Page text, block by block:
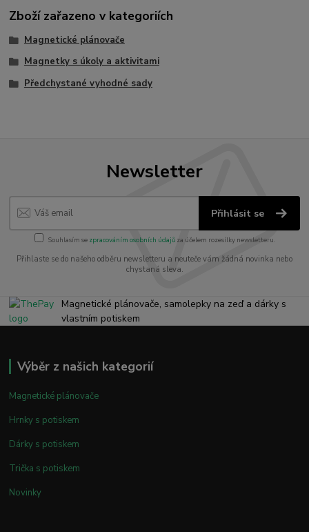
Zboží zařazeno v kategoriích
Magnetické plánovače
Magnetky s úkoly a aktivitami
Předchystané vyhodné sady
Newsletter
Přihlásit se
Souhlasím se zpracováním osobních údajůza účelem rozesílky newsletteru.
Přihlaste se do našeho odběru newsletteru a neuteče vám žádná novinka nebo
chystaná sleva.
Magnetické plánovače, samolepky na zeď a dárky s
vlastním potiskem
Výběr z našich kategorií
Magnetické plánovače
Hrnky s potiskem
Dárky s potiskem
Trička s potiskem
Novinky